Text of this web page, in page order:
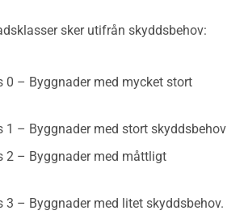
sker utifrån skyddsbehov:
0 – Byggnader med mycket stort
1 – Byggnader med stort skyddsbehov
2 – Byggnader med måttligt
3 – Byggnader med litet skyddsbehov.